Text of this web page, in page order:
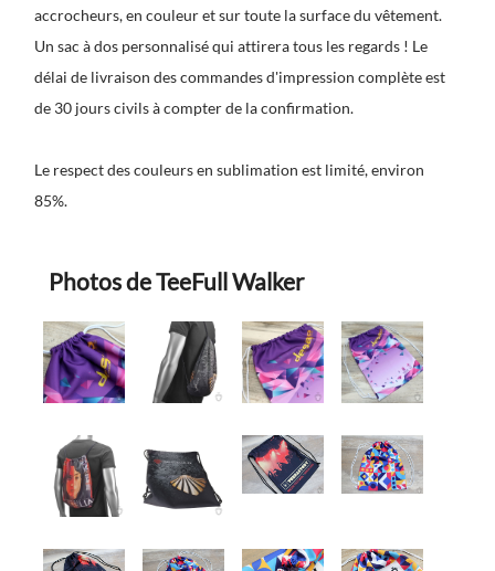
accrocheurs, en couleur et sur toute la surface du vêtement.
Un sac à dos personnalisé qui attirera tous les regards ! Le
délai de livraison des commandes d'impression complète est
de 30 jours civils à compter de la confirmation.
Le respect des couleurs en sublimation est limité, environ
85%.
Photos de TeeFull Walker